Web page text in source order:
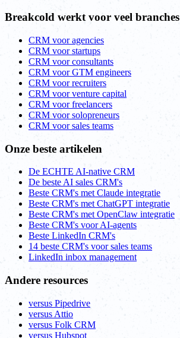
Breakcold werkt voor veel branches
CRM voor agencies
CRM voor startups
CRM voor consultants
CRM voor GTM engineers
CRM voor recruiters
CRM voor venture capital
CRM voor freelancers
CRM voor solopreneurs
CRM voor sales teams
Onze beste artikelen
De ECHTE AI-native CRM
De beste AI sales CRM's
Beste CRM's met Claude integratie
Beste CRM's met ChatGPT integratie
Beste CRM's met OpenClaw integratie
Beste CRM's voor AI-agents
Beste LinkedIn CRM's
14 beste CRM's voor sales teams
LinkedIn inbox management
Andere resources
versus Pipedrive
versus Attio
versus Folk CRM
versus Hubspot